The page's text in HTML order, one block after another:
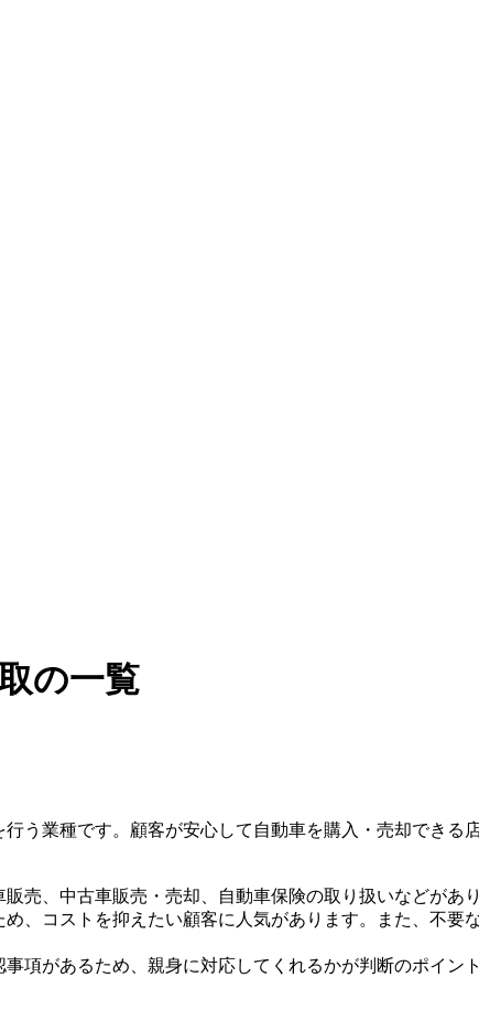
の一覧
う業種です。顧客が安心して自動車を購入・売却でき
売、中古車販売・売却、自動車保険の取り扱いなどが
、コストを抑えたい顧客に人気があります。また、不要
項があるため、親身に対応してくれるかが判断のポイ